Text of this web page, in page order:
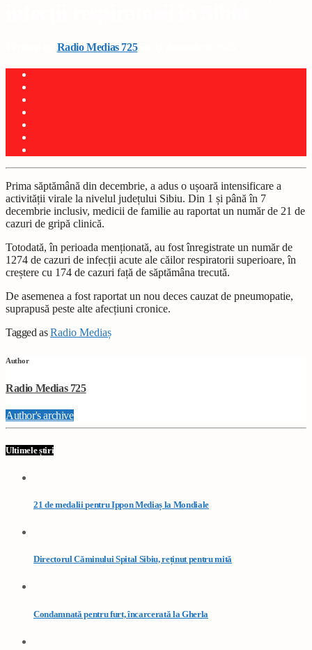
Radio Medias 725on 11 decembrie 2025
Prima săptămână din decembrie, a adus o ușoară intensificare a
activității virale la nivelul județului Sibiu. Din 1 și până în 7
decembrie inclusiv, medicii de familie au raportat un număr de 21 de
cazuri de gripă clinică.
Totodată, în perioada menționată, au fost înregistrate un număr de
1274 de cazuri de infecții acute ale căilor respiratorii superioare, în
creștere cu 174 de cazuri față de săptămâna trecută.
De asemenea a fost raportat un nou deces cauzat de pneumopatie,
suprapusă peste alte afecțiuni cronice.
Tagged asRadio Mediaș
Author
Radio Medias 725
Author's archive
Ultimele știri
21 de medalii pentru Ippon Mediaș la Mondiale
Directorul Căminului Spital Sibiu, reținut pentru mită
Condamnată pentru furt, încarcerată la Gherla